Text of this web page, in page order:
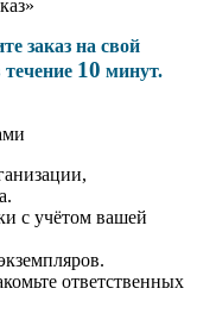
заказ на свой
10 минут.
с учётом вашей
ответственных